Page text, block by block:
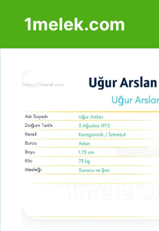
1melek.com